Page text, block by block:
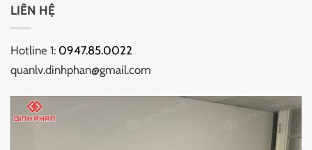
LIÊN HỆ
Hotline 1: 0947.85.0022
quanlv.dinhphan@gmail.com